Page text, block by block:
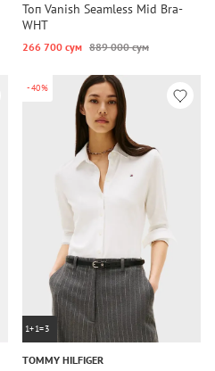
Топ Vanish Seamless Mid Bra-
WHT
266 700 сум 889 000 сум
-40%
1+1=3
TOMMY HILFIGER